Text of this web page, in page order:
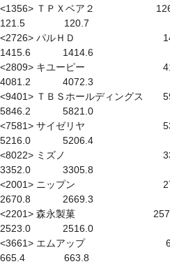
<1356> ＴＰＸベア２　　　　　
121.5　　　　120.7
<2726> パルＨＤ　　　　　　　
1415.6　　　 1414.6
<2809> キユーピー　　　　　　
4081.2　　　 4072.3
<9401> ＴＢＳホールディングス
5846.2　　　 5821.0
<7581> サイゼリヤ　　　　　　
5216.0　　　 5206.4
<8022> ミズノ　　　　　　　　
3352.0　　　 3305.8
<2001> ニップン　　　　　　　
2670.8　　　 2669.3
<2201> 森永製菓　　　　　　　
2523.0　　　 2516.0
<3661> エムアップ　　　　　　
665.4　　　　663.8